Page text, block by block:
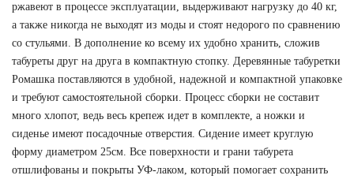
ржавеют в процессе эксплуатации, выдерживают нагрузку до 40 кг,
а также никогда не выходят из моды и стоят недорого по сравнению
со стульями. В дополнение ко всему их удобно хранить, сложив
табуреты друг на друга в компактную стопку. Деревянные табуретки
Ромашка поставляются в удобной, надежной и компактной упаковке
и требуют самостоятельной сборки. Процесс сборки не составит
много хлопот, ведь весь крепеж идет в комплекте, а ножки и
сиденье имеют посадочные отверстия. Сидение имеет круглую
форму диаметром 25см. Все поверхности и грани табурета
отшлифованы и покрыты УФ-лаком, который помогает сохранить